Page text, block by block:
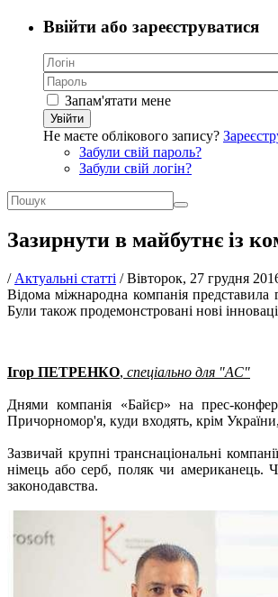
Ввійти або зареєструватися
Запам'ятати мене
Увійти
Не маєте облікового запису?
Забули свій пароль?
Забули свій логін?
Зазирнути в майбутнє із
/ Актуальні статті /Вівторок, 27 грудня
Відома міжнародна компанія представила
Були також продемонстровані нові
Ігор ПЕТРЕНКО, спеціально для "АС"
Днями компанія «Байєр» на прес-
Причорномор'я, куди входять, крім
Зазвичай крупні транснаціональні
німець або серб, поляк чи американець.
законодавства.